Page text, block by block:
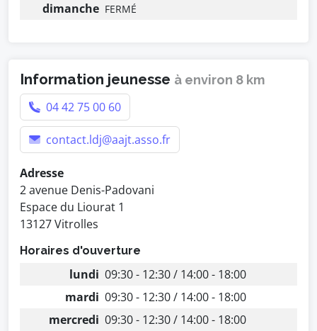
dimanche FERMÉ
Information jeunesse à environ 8 km
04 42 75 00 60
contact.ldj@aajt.asso.fr
Adresse
2 avenue Denis-Padovani
Espace du Liourat 1
13127 Vitrolles
Horaires d'ouverture
lundi 09:30 - 12:30 / 14:00 - 18:00
mardi 09:30 - 12:30 / 14:00 - 18:00
mercredi 09:30 - 12:30 / 14:00 - 18:00